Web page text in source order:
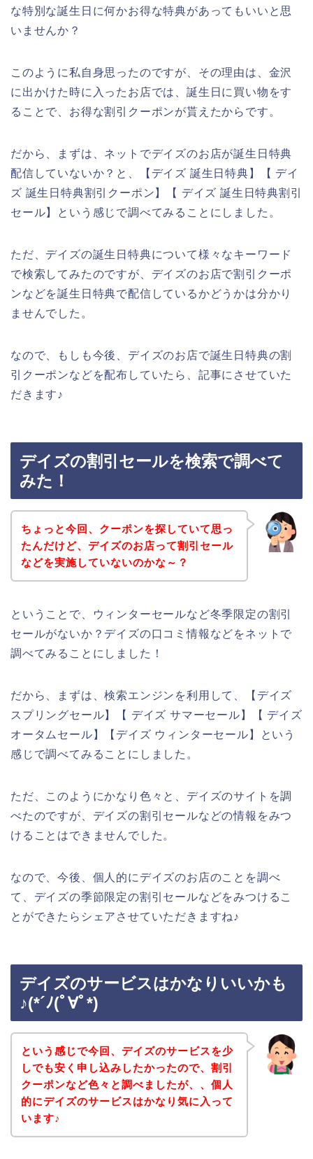
な特別な誕生日に何かお得な特典があってもいいと思
いませんか？
このように私自身思ったのですが、その理由は、金沢
に出かけた時に入ったお店では、誕生日に買い物をす
ることで、お得な割引クーポンが貰えたからです。
だから、まずは、ネットでデイズのお店が誕生日特典
配信していないか？と、【デイズ 誕生日特典】【 デイ
ズ 誕生日特典割引クーポン】【 デイズ 誕生日特典割引
セール】という感じで調べてみることにしました。
ただ、デイズの誕生日特典について様々なキーワード
で検索してみたのですが、デイズのお店で割引クーポ
ンなどを誕生日特典で配信しているかどうかは分かり
ませんでした。
なので、もしも今後、デイズのお店で誕生日特典の割
引クーポンなどを配布していたら、記事にさせていた
だきます♪
デイズの割引セールを検索で調べて
みた！
ちょっと今回、クーポンを探していて思っ
たんだけど、デイズのお店って割引セール
などを実施していないのかな～？
ということで、ウィンターセールなど冬季限定の割引
セールがないか？デイズの口コミ情報などをネットで
調べてみることにしました！
だから、まずは、検索エンジンを利用して、【デイズ
スプリングセール】【 デイズ サマーセール】【 デイズ
オータムセール】【デイズ ウィンターセール】という
感じで調べてみることにしました。
ただ、このようにかなり色々と、デイズのサイトを調
べたのですが、デイズの割引セールなどの情報をみつ
けることはできませんでした。
なので、今後、個人的にデイズのお店のことを調べ
て、デイズの季節限定の割引セールなどをみつけるこ
とができたらシェアさせていただきますね♪
デイズのサービスはかなりいいかも
♪(*´ﾉ(ﾟ∀ﾟ*)
という感じで今回、デイズのサービスを少
しでも安く申し込みしたかったので、割引
クーポンなど色々と調べましたが、、個人
的にデイズのサービスはかなり気に入って
います♪